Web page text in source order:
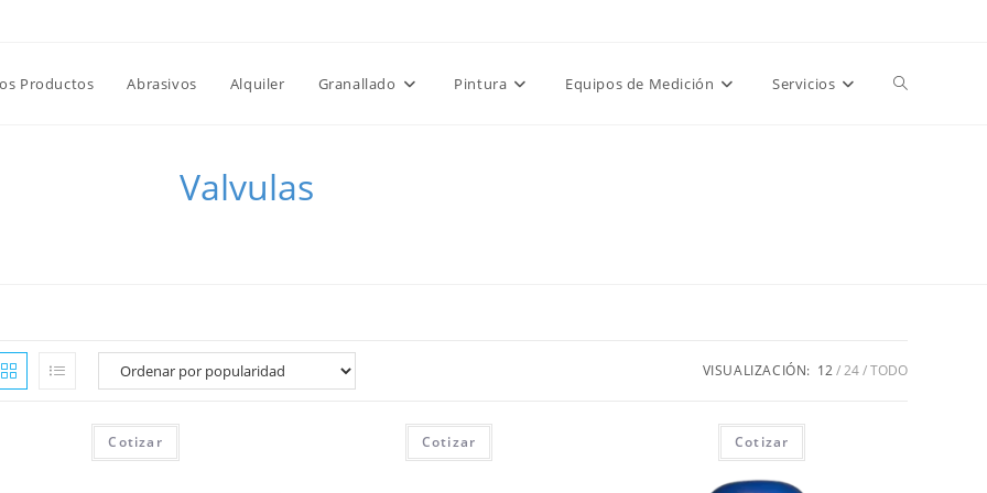
Productos Abrasivos Alquiler Granallado Pintura Equipos de Medición Servicios Alternar
Valvulas
VISUALIZACIÓN: 12 24 TODO
Cotizar Cotizar Cotizar